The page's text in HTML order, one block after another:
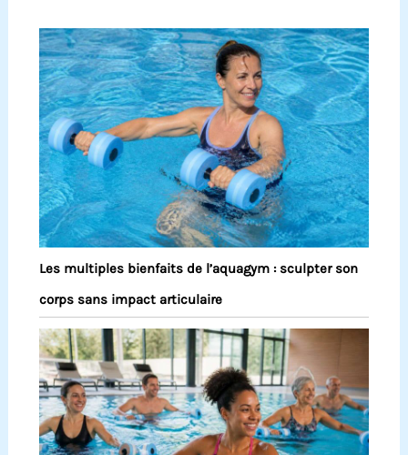
Les multiples bienfaits de l’aquagym : sculpter son
corps sans impact articulaire